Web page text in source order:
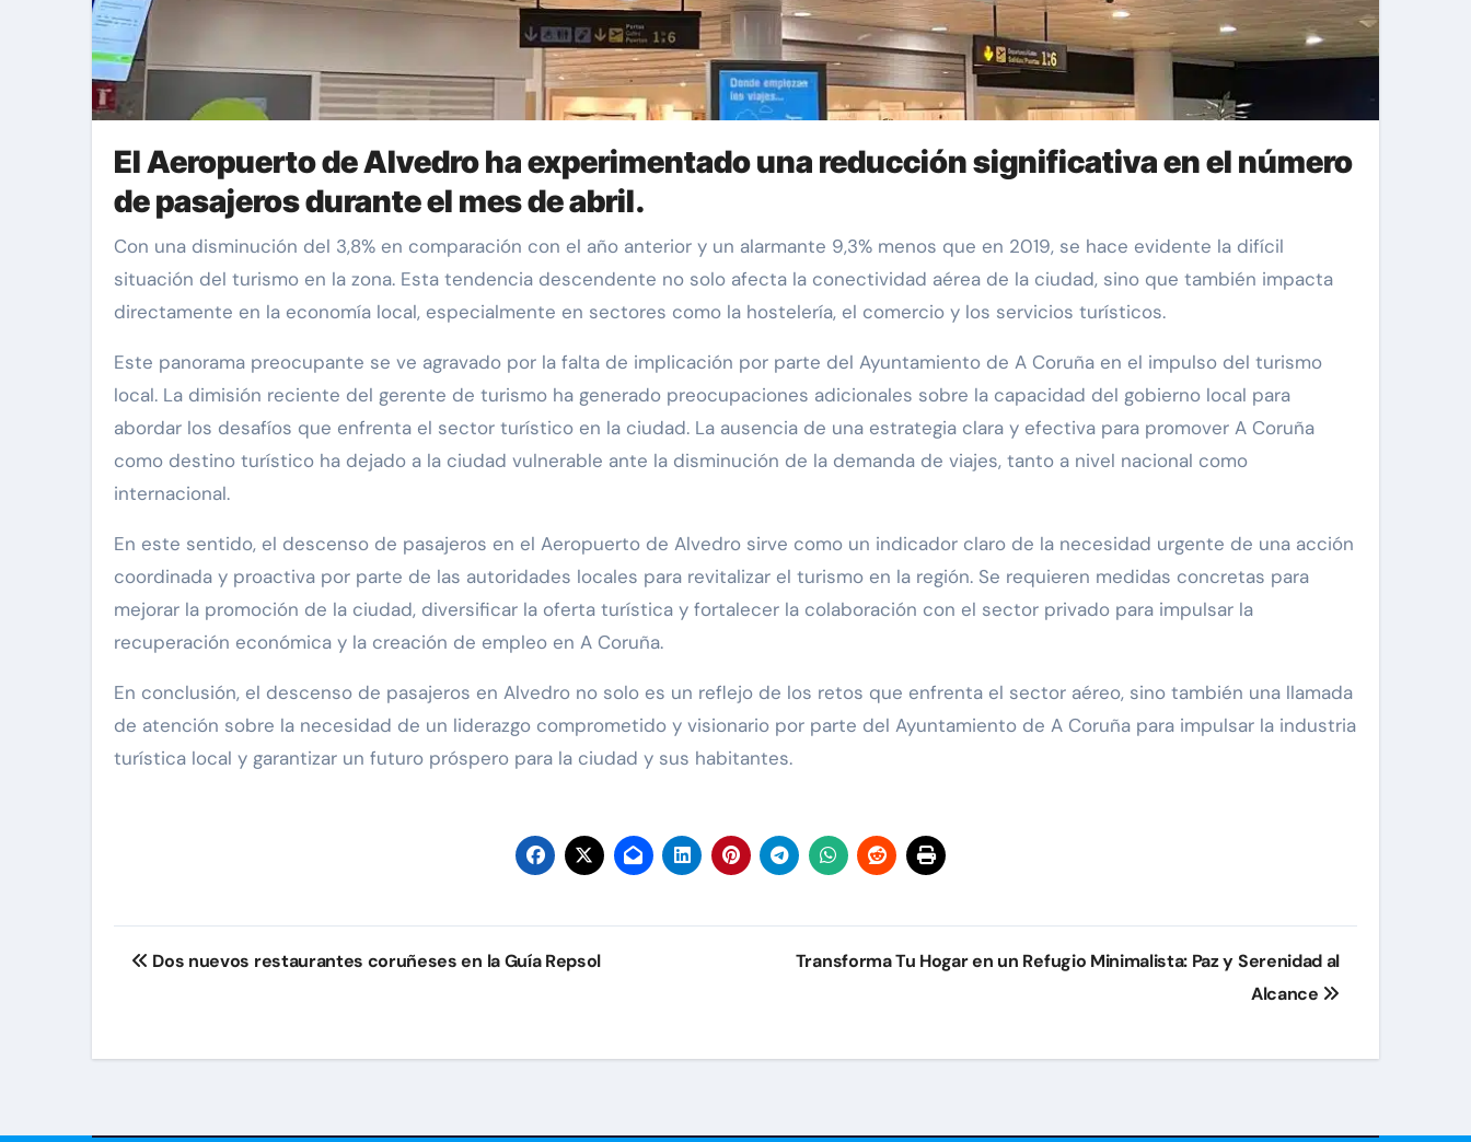
El Aeropuerto de Alvedro ha experimentado una reducción significativa en el número
de pasajeros durante el mes de abril.
Con una disminución del 3,8% en comparación con el año anterior y un alarmante 9,3% menos que en 2019, se hace evidente la difícil
situación del turismo en la zona. Esta tendencia descendente no solo afecta la conectividad aérea de la ciudad, sino que también impacta
directamente en la economía local, especialmente en sectores como la hostelería, el comercio y los servicios turísticos.
Este panorama preocupante se ve agravado por la falta de implicación por parte del Ayuntamiento de A Coruña en el impulso del turismo
local. La dimisión reciente del gerente de turismo ha generado preocupaciones adicionales sobre la capacidad del gobierno local para
abordar los desafíos que enfrenta el sector turístico en la ciudad. La ausencia de una estrategia clara y efectiva para promover A Coruña
como destino turístico ha dejado a la ciudad vulnerable ante la disminución de la demanda de viajes, tanto a nivel nacional como
internacional.
En este sentido, el descenso de pasajeros en el Aeropuerto de Alvedro sirve como un indicador claro de la necesidad urgente de una acción
coordinada y proactiva por parte de las autoridades locales para revitalizar el turismo en la región. Se requieren medidas concretas para
mejorar la promoción de la ciudad, diversificar la oferta turística y fortalecer la colaboración con el sector privado para impulsar la
recuperación económica y la creación de empleo en A Coruña.
En conclusión, el descenso de pasajeros en Alvedro no solo es un reflejo de los retos que enfrenta el sector aéreo, sino también una llamada
de atención sobre la necesidad de un liderazgo comprometido y visionario por parte del Ayuntamiento de A Coruña para impulsar la industria
turística local y garantizar un futuro próspero para la ciudad y sus habitantes.
Navegación
Dos nuevos restaurantes coruñeses en la Guía Repsol
Transforma Tu Hogar en un Refugio Minimalista: Paz y Serenidad al
Alcance